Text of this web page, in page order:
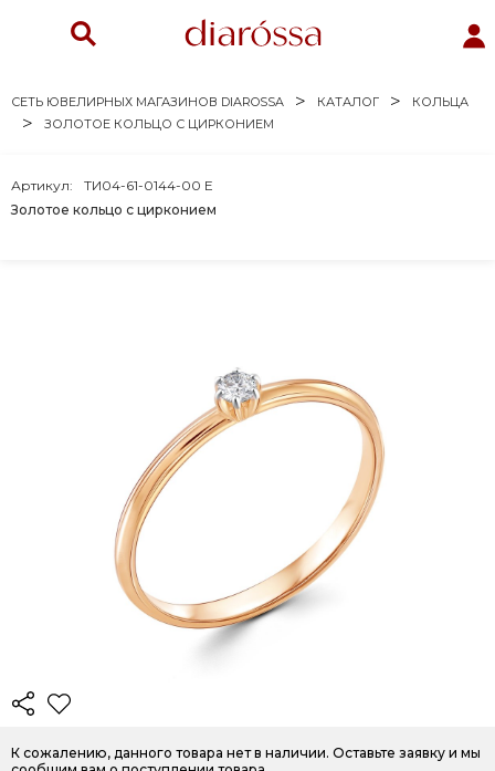
СЕТЬ ЮВЕЛИРНЫХ МАГАЗИНОВ DIAROSSA КАТАЛОГ
КОЛЬЦА
ЗОЛОТОЕ КОЛЬЦО С ЦИРКОНИЕМ
Золотое кольцо с цирконием
Артикул: ТИ04-61-0144-00 Е
К сожалению, данного товара нет в наличии. Оставьте заявку и мы